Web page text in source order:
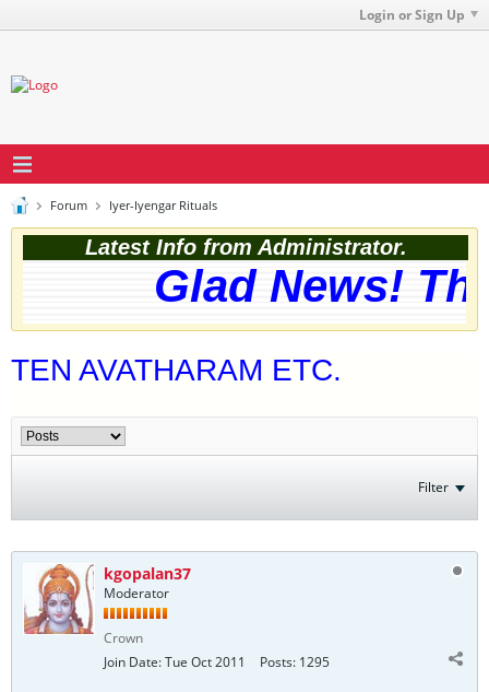
Login or Sign Up
Forum Iyer-Iyengar Rituals
Latest Info from Administrator.
Glad News!
TEN AVATHARAM ETC.
Filter
kgopalan37
Moderator
Crown
Join Date:Tue Oct 2011 Posts: 1295